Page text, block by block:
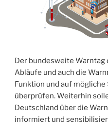
Der bundesweite
Abläufe und auch die
Funktion und auf
überprüfen. Weiterhin
Deutschland über die
informiert und